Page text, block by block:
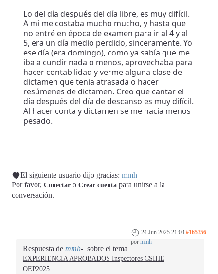
Lo del día después del día libre, es muy difícil.
A mi me costaba mucho mucho, y hasta que
no entré en época de examen para ir al 4 y al
5, era un día medio perdido, sinceramente. Yo
ese día (era domingo), como ya sabía que me
iba a cundir nada o menos, aprovechaba para
hacer contabilidad y verme alguna clase de
dictamen que tenia atrasada o hacer
resúmenes de dictamen. Creo que cantar el
día después del día de descanso es muy difícil.
Al hacer conta y dictamen se me hacia menos
pesado.
El siguiente usuario dijo gracias: mmh
Por favor, Conectar o Crear cuenta para unirse a la
conversación.
24 Jun 2025 21:03 #165356
por mmh
Respuesta de mmh sobre el tema
EXPERIENCIA APROBADOS Inspectores CSIHE
OEP2025